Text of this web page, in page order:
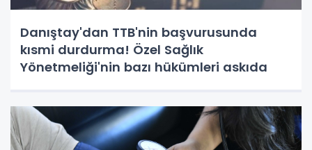
Danıştay'dan TTB'nin başvurusunda
kısmi durdurma! Özel Sağlık
Yönetmeliği'nin bazı hükümleri askıda